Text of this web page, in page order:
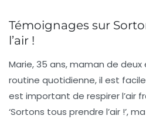
Témoignages sur
l’air !
Marie, 35 ans, maman de deux
routine quotidienne, il est
est important de respirer l’air
‘Sortons tous prendre l’air !’,